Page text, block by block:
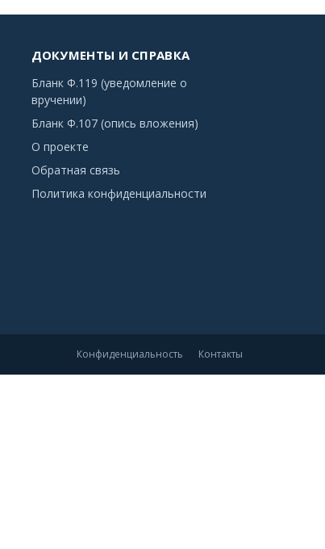
ДОКУМЕНТЫ И СПРАВКА
Бланк Ф.119 (уведомление о
вручении)
Бланк Ф.107 (опись вложения)
О проекте
Обратная связь
Политика конфиденциальности
Конфиденциальность Контакты